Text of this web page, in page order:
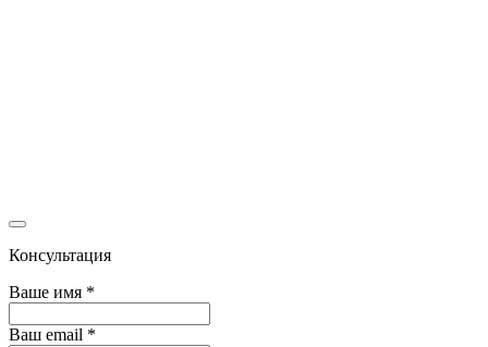
Консультация
Ваше имя *
Ваш email *